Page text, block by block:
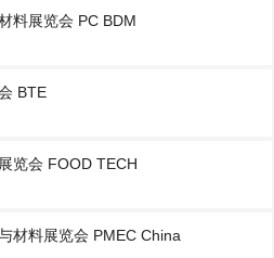
料展览会 PC BDM
BTE
览会 FOOD TECH
材料展览会 PMEC China